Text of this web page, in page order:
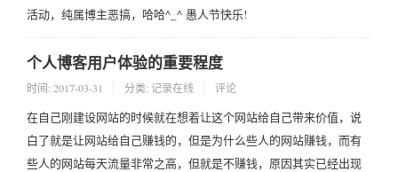
活动，纯属博主恶搞，哈哈^_^ 愚人节快乐!
个人博客用户体验的重要程度
时间: 2017-03-31 分类: 记录在线 评论
在自己刚建设网站的时候就在想着让这个网站给自己带来价值，说
白了就是让网站给自己赚钱的，但是为什么些人的网站赚钱，而有
些人的网站每天流量非常之高，但就是不赚钱，原因其实已经出现